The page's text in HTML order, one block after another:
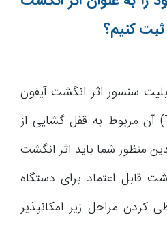
ثبت کنیم؟
سنسور اثر انگشت آیفون
یا تاچ آیدی (Touch ID) آن مربوط به قفل گشایی از
منظور شما باید اثر انگشت
قابل اعتماد برای دستگاه
کردن مراحل زیر امکانپذیر